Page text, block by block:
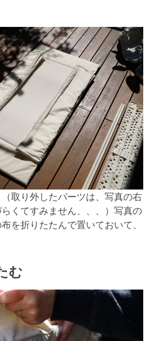
取り外したパーツは、写真の右
くてすみません、、、）写真の
を折りたたんで置いておいて、
む